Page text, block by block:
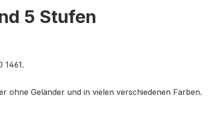
5 Stufen
1461.
ohne Geländer und in vielen verschiedenen Farben.